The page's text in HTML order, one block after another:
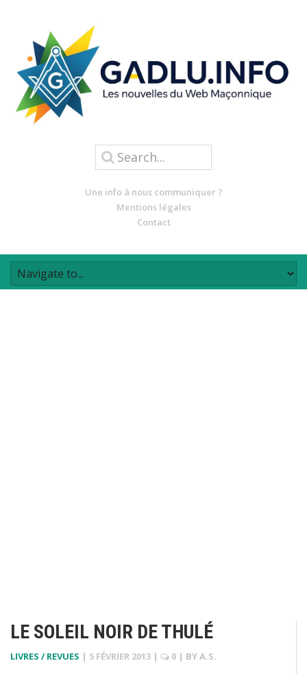
Une info à nous communiquer ?
Mentions légales
Contact
LE SOLEIL NOIR DE THULÉ
LIVRES / REVUES | 5 FÉVRIER 2013 | 0 | BYA.S.